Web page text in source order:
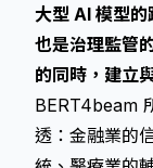
大型 AI 模型的
也是治理監管
的同時，建立
BERT4beam
透：金融業的